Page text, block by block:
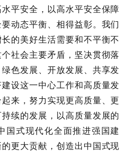
平安全，以高水平安全保障
动态平衡、相得益彰。我们
的美好生活需要和不平衡不
社会主要矛盾，坚决贯彻落
色发展、开放发展、共享发
设这一中心工作和高质量发
来，努力实现更高质量、更
续的发展，以高质量发展的
国式现代化全面推进强国建
更大贡献，创造出中国式现